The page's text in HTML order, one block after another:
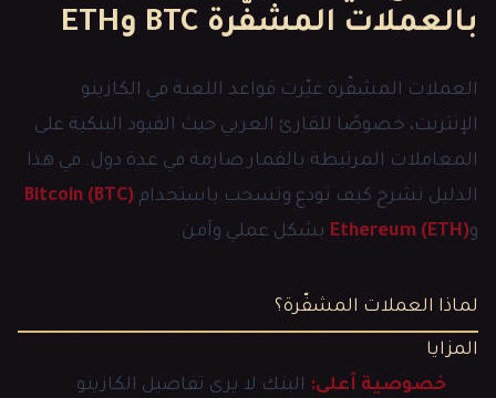
بالعملات المشفّرة BTC وETH
العملات المشفّرة غيّرت قواعد اللعبة في الكازينو
الإنترنت، خصوصًا للقارئ العربي حيث القيود البنكية على
المعاملات المرتبطة بالقمار صارمة في عدة دول. في هذا
الدليل نشرح كيف تودع وتسحب باستخدام Bitcoin (BTC)
وEthereum (ETH) بشكل عملي وآمن.
لماذا العملات المشفّرة؟
المزايا
خصوصية أعلى: البنك لا يرى تفاصيل الكازينو